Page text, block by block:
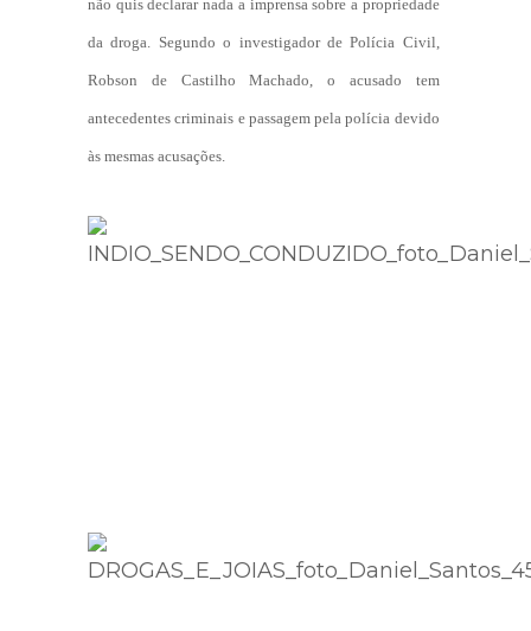
não quis declarar nada a imprensa sobre a propriedade
da droga. Segundo o investigador de Polícia Civil,
Robson de Castilho Machado, o acusado tem
antecedentes criminais e passagem pela polícia devido
às mesmas acusações.